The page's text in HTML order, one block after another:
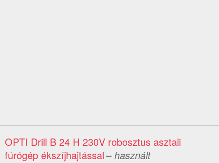
OPTI Drill B 24 H 230V robosztus asztali
fúrógép ékszíjhajtással– használt